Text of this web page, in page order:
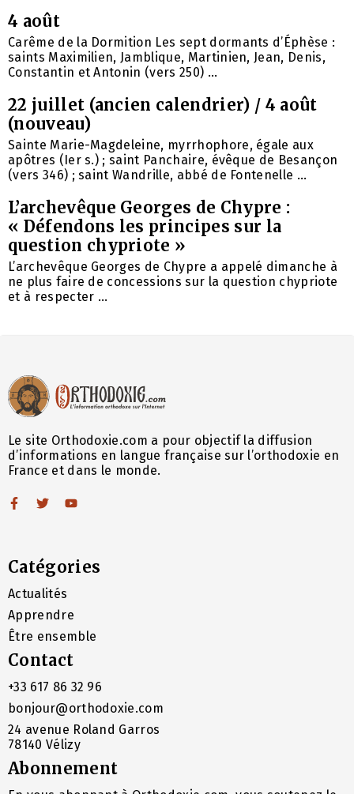
4 août
Carême de la Dormition Les sept dormants d’Éphèse :
saints Maximilien, Jamblique, Martinien, Jean, Denis,
Constantin et Antonin (vers 250) ...
22 juillet (ancien calendrier) / 4 août
(nouveau)
Sainte Marie-Magdeleine, myrrhophore, égale aux
apôtres (Ier s.) ; saint Panchaire, évêque de Besançon
(vers 346) ; saint Wandrille, abbé de Fontenelle ...
L’archevêque Georges de Chypre :
« Défendons les principes sur la
question chypriote »
L’archevêque Georges de Chypre a appelé dimanche à
ne plus faire de concessions sur la question chypriote
et à respecter ...
Le site Orthodoxie.com a pour objectif la diffusion
d’informations en langue française sur l’orthodoxie en
France et dans le monde.
Catégories
Actualités
Apprendre
Être ensemble
Contact
+33 617 86 32 96
bonjour@orthodoxie.com
24 avenue Roland Garros
78140 Vélizy
Abonnement